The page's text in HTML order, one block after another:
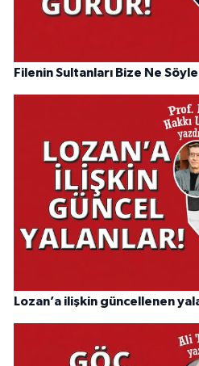
Filenin Sultanları Bize Ne
Lozan’a ilişkin güncellenen